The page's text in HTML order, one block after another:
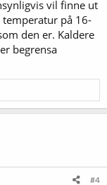
vil finne ut
på 16-
den er. Kaldere
begrensa
#4